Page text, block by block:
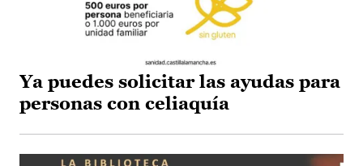
Ya puedes solicitar las ayudas para
personas con celiaquía